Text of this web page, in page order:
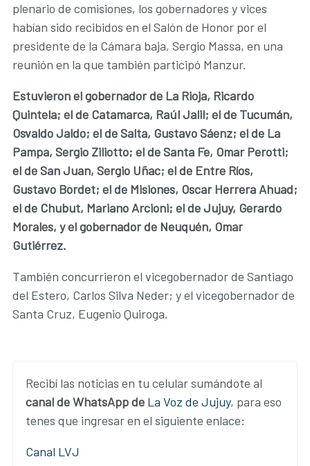
plenario de comisiones, los gobernadores y vices
habían sido recibidos en el Salón de Honor por el
presidente de la Cámara baja, Sergio Massa, en una
reunión en la que también participó Manzur.
Estuvieron el gobernador de La Rioja, Ricardo
Quintela; el de Catamarca, Raúl Jalil; el de Tucumán,
Osvaldo Jaldo; el de Salta, Gustavo Sáenz; el de La
Pampa, Sergio Ziliotto; el de Santa Fe, Omar Perotti;
el de San Juan, Sergio Uñac; el de Entre Ríos,
Gustavo Bordet; el de Misiones, Oscar Herrera Ahuad;
el de Chubut, Mariano Arcioni; el de Jujuy, Gerardo
Morales, y el gobernador de Neuquén, Omar
Gutiérrez.
También concurrieron el vicegobernador de Santiago
del Estero, Carlos Silva Neder; y el vicegobernador de
Santa Cruz, Eugenio Quiroga.
Recibí las noticias en tu celular sumándote al
canal de WhatsApp de La Voz de Jujuy, para eso
tenes que ingresar en el siguiente enlace:
Canal LVJ